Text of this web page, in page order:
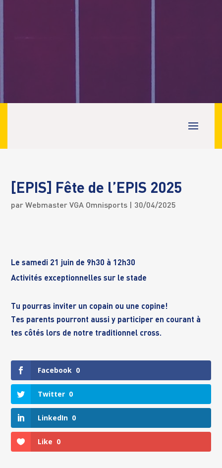
[EPIS] Fête de l’EPIS 2025
parWebmaster VGA Omnisports | 30/04/2025
Le samedi 21 juin de 9h30 à 12h30
Activités exceptionnelles sur le stade
Tu pourras inviter un copain ou une copine!
Tes parents pourront aussi y participer en courant à
tes côtés lors de notre traditionnel cross.
Facebook 0
Twitter 0
LinkedIn 0
Like 0